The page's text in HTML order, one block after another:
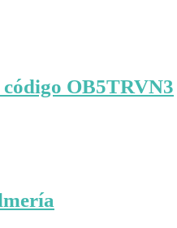
OB5TRVN3